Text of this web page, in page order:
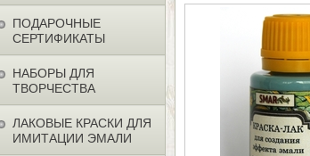
ПОДАРОЧНЫЕ
СЕРТИФИКАТЫ
НАБОРЫ ДЛЯ
ТВОРЧЕСТВА
ЛАКОВЫЕ КРАСКИ ДЛЯ
ИМИТАЦИИ ЭМАЛИ